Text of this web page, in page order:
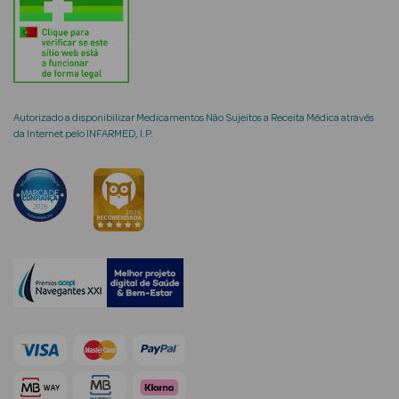
Cosmética
Rosto
Séruns Faciais
envelhecimento
Autorizado a disponibilizar Medicamentos Não Sujeitos a Receita Médica através
da Internet pelo INFARMED, I.P.